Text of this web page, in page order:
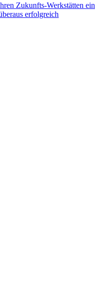
Zukunfts-Werkstätten ein
erfolgreich